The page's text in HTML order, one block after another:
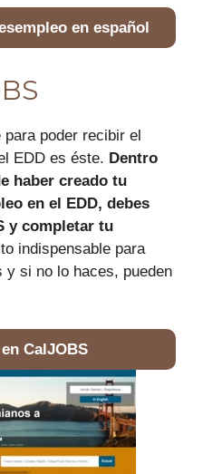
en español
poder recibir el
EDD es éste. Dentro
haber creado tu
en el EDD, debes
y completar tu
indispensable para
y si no lo haces, pueden
CalJOBS